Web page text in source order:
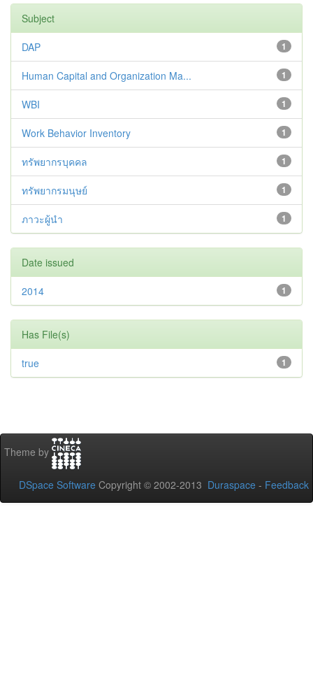
Subject
1
DAP
1
Human Capital and Organization Ma...
1
WBI
1
Work Behavior Inventory
1
ทรัพยากรบุคคล
1
ทรัพยากรมนุษย์
1
ภาวะผู้นำ
Date issued
1
2014
Has File(s)
1
true
Theme by
DSpace Software Copyright © 2002-2013 Duraspace - Feedback